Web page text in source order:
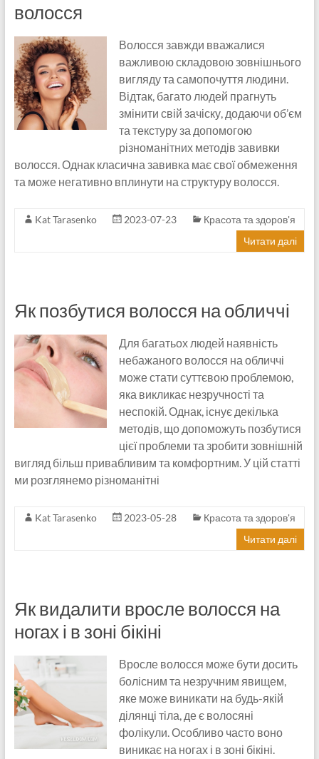
волосся
Волосся завжди вважалися
важливою складовою зовнішнього
вигляду та самопочуття людини.
Відтак, багато людей прагнуть
змінити свій зачіску, додаючи об’єм
та текстуру за допомогою
різноманітних методів завивки
волосся. Однак класична завивка має свої обмеження
та може негативно вплинути на структуру волосся.
Kat Tarasenko 2023-07-23
Красота та здоров'я
Читати далі
Як позбутися волосся на обличчі
Для багатьох людей наявність
небажаного волосся на обличчі
може стати суттєвою проблемою,
яка викликає незручності та
неспокій. Однак, існує декілька
методів, що допоможуть позбутися
цієї проблеми та зробити зовнішній
вигляд більш привабливим та комфортним. У цій статті
ми розглянемо різноманітні
Kat Tarasenko 2023-05-28
Красота та здоров'я
Читати далі
Як видалити вросле волосся на
ногах і в зоні бікіні
Вросле волосся може бути досить
болісним та незручним явищем,
яке може виникати на будь-якій
ділянці тіла, де є волосяні
фолікули. Особливо часто воно
виникає на ногах і в зоні бікіні.